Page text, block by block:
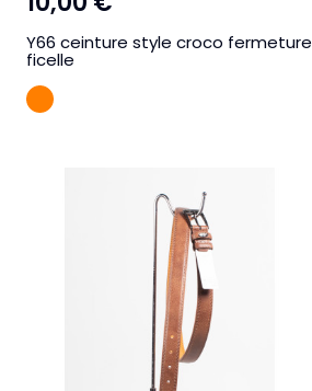
Y66 ceinture style croco fermeture
ficelle
ORANGE